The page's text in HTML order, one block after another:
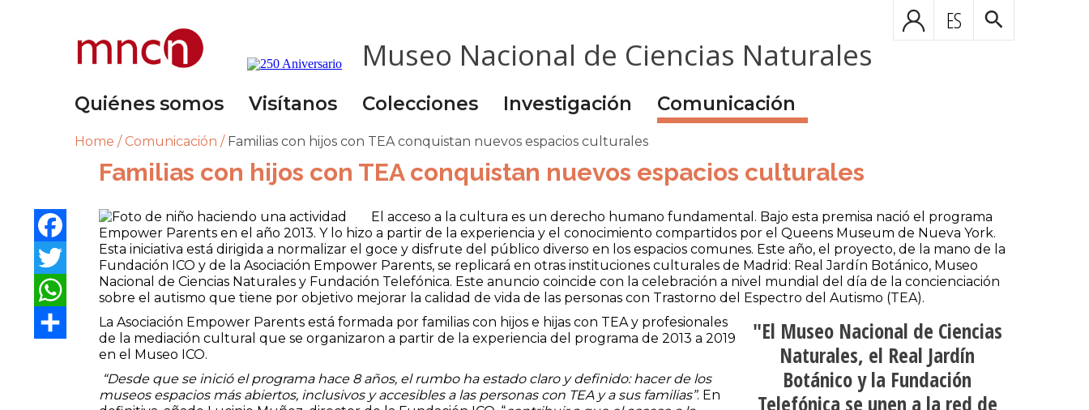
ES
Museo Nacional de Ciencias Naturales
Quiénes somos Visítanos Colecciones Investigación Comunicación
Home / Comunicación / Familias con hijos con TEA conquistan nuevos espacios culturales
Familias con hijos con TEA conquistan nuevos espacios culturales
Facebook
Twitter
WhatsApp
El acceso a la cultura es un derecho humano fundamental. Bajo esta premisa nació el programa
Empower Parents en el año 2013. Y lo hizo a partir de la experiencia y el conocimiento compartidos por el Queens Museum de Nueva York.
Esta iniciativa está dirigida a normalizar el goce y disfrute del público diverso en los espacios comunes. Este año, el proyecto, de la mano de la
Fundación ICO y de la Asociación Empower Parents, se replicará en otras instituciones culturales de Madrid: Real Jardín Botánico, Museo
Nacional de Ciencias Naturales y Fundación Telefónica. Este anuncio coincide con la celebración a nivel mundial del día de la concienciación
sobre el autismo que tiene por objetivo mejorar la calidad de vida de las personas con Trastorno del Espectro del Autismo (TEA).
El Museo Nacional de Ciencias
Naturales, el Real Jardín
Botánico y la Fundación
Telefónica se unen a la red de
La Asociación Empower Parents está formada por familias con hijos e hijas con TEA y profesionales
de la mediación cultural que se organizaron a partir de la experiencia del programa de 2013 a 2019
en el Museo ICO.
“Desde que se inició el programa hace 8 años, el rumbo ha estado claro y definido: hacer de los
museos espacios más abiertos, inclusivos y accesibles a las personas con TEA y a sus familias”. En